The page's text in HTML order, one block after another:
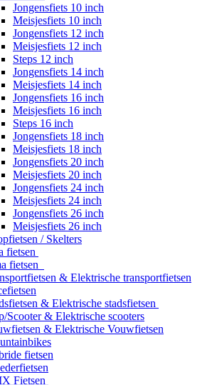
Jongensfiets 10 inch
Meisjesfiets 10 inch
Jongensfiets 12 inch
Meisjesfiets 12 inch
Steps 12 inch
Jongensfiets 14 inch
Meisjesfiets 14 inch
Jongensfiets 16 inch
Meisjesfiets 16 inch
Steps 16 inch
Jongensfiets 18 inch
Meisjesfiets 18 inch
Jongensfiets 20 inch
Meisjesfiets 20 inch
Jongensfiets 24 inch
Meisjesfiets 24 inch
Jongensfiets 26 inch
Meisjesfiets 26 inch
/ Skelters
fietsen
fietsen
& Elektrische transportfietsen
& Elektrische stadsfietsen
Scooter & Elektrische scooters
& Elektrische Vouwfietsen
fietsen
Fietsen